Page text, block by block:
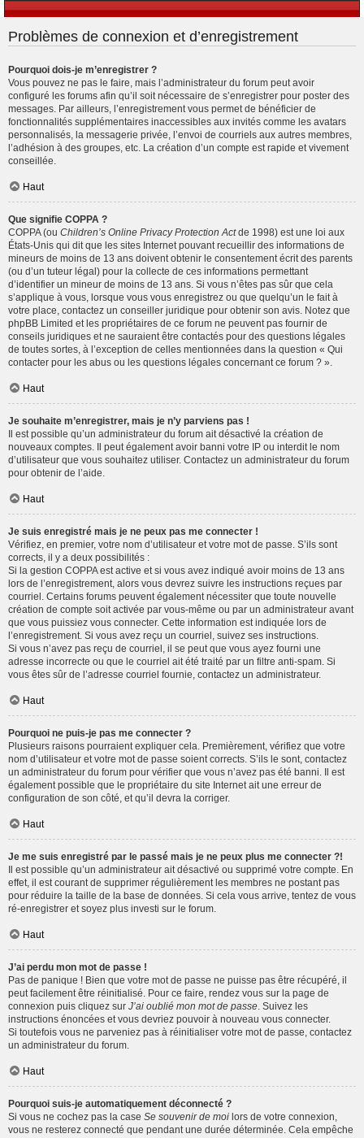
Problèmes de connexion et d’enregistrement
Pourquoi dois-je m’enregistrer ?
Vous pouvez ne pas le faire, mais l’administrateur du forum peut avoir
configuré les forums afin qu’il soit nécessaire de s’enregistrer pour poster des
messages. Par ailleurs, l’enregistrement vous permet de bénéficier de
fonctionnalités supplémentaires inaccessibles aux invités comme les avatars
personnalisés, la messagerie privée, l’envoi de courriels aux autres membres,
l’adhésion à des groupes, etc. La création d’un compte est rapide et vivement
conseillée.
Haut
Que signifie COPPA ?
COPPA (ou Children’s Online Privacy Protection Actde 1998) est une loi aux
États-Unis qui dit que les sites Internet pouvant recueillir des informations de
mineurs de moins de 13 ans doivent obtenir le consentement écrit des parents
(ou d’un tuteur légal) pour la collecte de ces informations permettant
d’identifier un mineur de moins de 13 ans. Si vous n’êtes pas sûr que cela
s’applique à vous, lorsque vous vous enregistrez ou que quelqu’un le fait à
votre place, contactez un conseiller juridique pour obtenir son avis. Notez que
phpBB Limited et les propriétaires de ce forum ne peuvent pas fournir de
conseils juridiques et ne sauraient être contactés pour des questions légales
de toutes sortes, à l’exception de celles mentionnées dans la question « Qui
contacter pour les abus ou les questions légales concernant ce forum ? ».
Haut
Je souhaite m’enregistrer, mais je n’y parviens pas !
Il est possible qu’un administrateur du forum ait désactivé la création de
nouveaux comptes. Il peut également avoir banni votre IP ou interdit le nom
d’utilisateur que vous souhaitez utiliser. Contactez un administrateur du forum
pour obtenir de l’aide.
Haut
Je suis enregistré mais je ne peux pas me connecter !
Vérifiez, en premier, votre nom d’utilisateur et votre mot de passe. S’ils sont
corrects, il y a deux possibilités :
Si la gestion COPPA est active et si vous avez indiqué avoir moins de 13 ans
lors de l’enregistrement, alors vous devrez suivre les instructions reçues par
courriel. Certains forums peuvent également nécessiter que toute nouvelle
création de compte soit activée par vous-même ou par un administrateur avant
que vous puissiez vous connecter. Cette information est indiquée lors de
l’enregistrement. Si vous avez reçu un courriel, suivez ses instructions.
Si vous n’avez pas reçu de courriel, il se peut que vous ayez fourni une
adresse incorrecte ou que le courriel ait été traité par un filtre anti-spam. Si
vous êtes sûr de l’adresse courriel fournie, contactez un administrateur.
Haut
Pourquoi ne puis-je pas me connecter ?
Plusieurs raisons pourraient expliquer cela. Premièrement, vérifiez que votre
nom d’utilisateur et votre mot de passe soient corrects. S’ils le sont, contactez
un administrateur du forum pour vérifier que vous n’avez pas été banni. Il est
également possible que le propriétaire du site Internet ait une erreur de
configuration de son côté, et qu’il devra la corriger.
Haut
Je me suis enregistré par le passé mais je ne peux plus me connecter ?!
Il est possible qu’un administrateur ait désactivé ou supprimé votre compte. En
effet, il est courant de supprimer régulièrement les membres ne postant pas
pour réduire la taille de la base de données. Si cela vous arrive, tentez de vous
ré-enregistrer et soyez plus investi sur le forum.
Haut
J’ai perdu mon mot de passe !
Pas de panique ! Bien que votre mot de passe ne puisse pas être récupéré, il
peut facilement être réinitialisé. Pour ce faire, rendez vous sur la page de
connexion puis cliquez sur J’ai oublié mon mot de passe . Suivez les
instructions énoncées et vous devriez pouvoir à nouveau vous connecter.
Si toutefois vous ne parveniez pas à réinitialiser votre mot de passe, contactez
un administrateur du forum.
Haut
Pourquoi suis-je automatiquement déconnecté ?
Si vous ne cochez pas la case Se souvenir de moi lors de votre connexion,
vous ne resterez connecté que pendant une durée déterminée. Cela empêche